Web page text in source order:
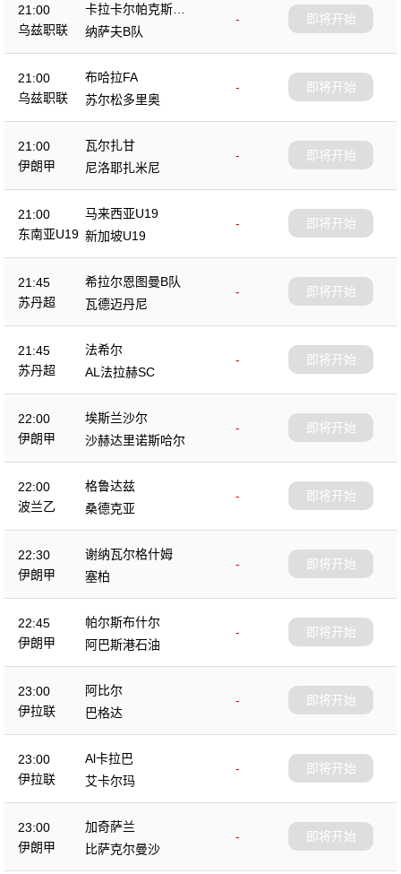
21:00
乌兹职联
卡拉卡尔帕克斯坦F
A
-
纳萨夫B队
即将开始
21:00
乌兹职联
布哈拉FA
-
苏尔松多里奥
即将开始
21:00
伊朗甲
瓦尔扎甘
-
尼洛耶扎米尼
即将开始
21:00
东南亚U19
马来西亚U19
-
新加坡U19
即将开始
21:45
苏丹超
希拉尔恩图曼B队
-
瓦德迈丹尼
即将开始
21:45
苏丹超
法希尔
-
AL法拉赫SC
即将开始
22:00
伊朗甲
埃斯兰沙尔
-
沙赫达里诺斯哈尔
即将开始
22:00
波兰乙
格鲁达兹
-
桑德克亚
即将开始
22:30
伊朗甲
谢纳瓦尔格什姆
-
塞柏
即将开始
22:45
伊朗甲
帕尔斯布什尔
-
阿巴斯港石油
即将开始
23:00
伊拉联
阿比尔
-
巴格达
即将开始
23:00
伊拉联
Al卡拉巴
-
艾卡尔玛
即将开始
23:00
伊朗甲
加奇萨兰
-
比萨克尔曼沙
即将开始